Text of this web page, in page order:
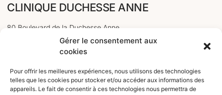
Gérer le consentement aux
cookies
Pour offrir les meilleures expériences, nous utilisons des technologies
telles que les cookies pour stocker et/ou accéder aux informations des
appareils. Le fait de consentir à ces technologies nous permettra de
CLINIQUE DUCHESSE ANNE
80 Boulevard de la Duchesse Anne
PRENDRE RDV EN LIGNE
Smart Agenda